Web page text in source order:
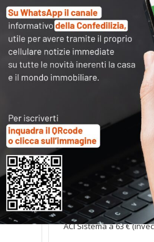
Convenzione
– ACI CLUB
Tariffe agevolate
Associazioni
ACI Gold Premium a 79
ACI Sistema a 63 €